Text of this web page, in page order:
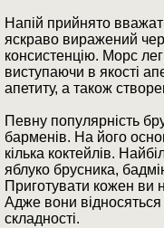
Напій прийнято
яскраво виражений
консистенцію. Морс
виступаючи в якості
апетиту, а також
Певну популярність
барменів. На його
кілька коктейлів.
яблуко брусника,
Приготувати кожен ви
Адже вони відносяться
складності.